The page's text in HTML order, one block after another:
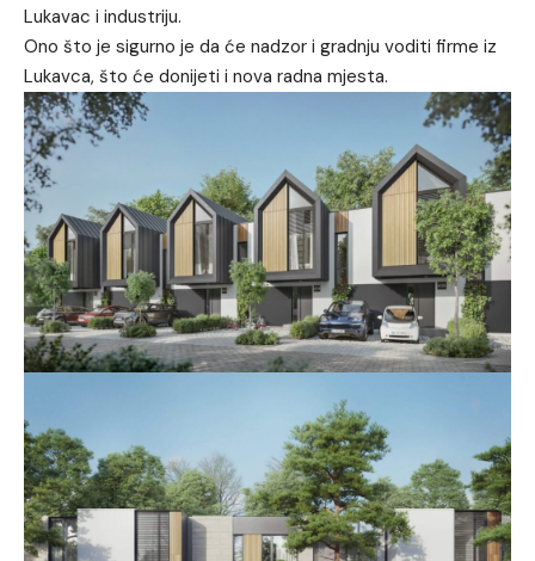
Lukavac i industriju.
Ono što je sigurno je da će nadzor i gradnju voditi firme iz
Lukavca, što će donijeti i nova radna mjesta.